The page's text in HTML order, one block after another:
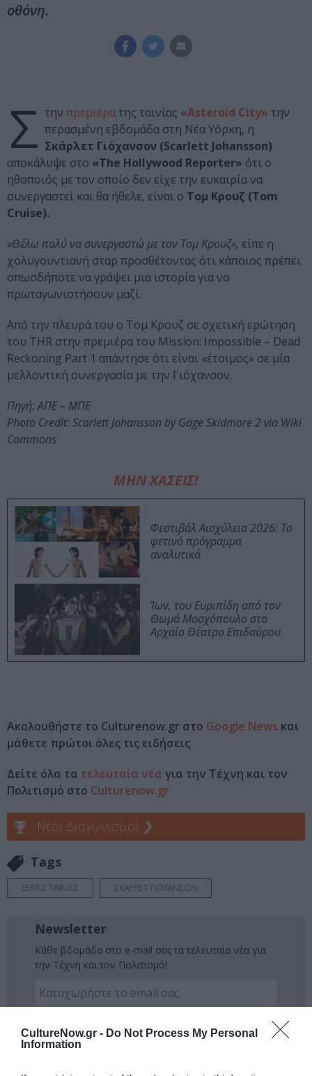
CultureNow.gr - Do Not Process My Personal
Information
οθόνη.
Σ την πρεμιέρα της ταινίας «Asteroid City» την
περασμένη εβδομάδα στη Νέα Υόρκη, η
Σκάρλετ Γιόχανσον (Scarlett Johansson)
αποκάλυψε στο «The Hollywood Reporter» ότι ο
ηθοποιός με τον οποίο δεν είχε την ευκαιρία να
συνεργαστεί και θα ήθελε, είναι ο Τομ Κρουζ (Tom
Cruise).
«Θέλω πολύ να συνεργαστώ με τον Τομ Κρουζ», είπε η
χολυγουντιανή σταρ προσθέτοντας ότι κάποιος πρέπει
οπωσδήποτε να γράψει μια ιστορία για να
πρωταγωνιστήσουν μαζί.
Από την πλευρά του ο Τομ Κρουζ σε σχετική ερώτηση
του THR στην πρεμιέρα του Mission: Impossible – Dead
Reckoning Part 1 απάντησε ότι είναι «έτοιμος» σε μία
μελλοντική συνεργασία με την Γιόχανσον.
Πηγή: ΑΠΕ – ΜΠΕ
Photo Credit: Scarlett Johansson by Gage Skidmore 2 via Wiki
Commons
ΜΗΝ ΧΑΣΕΙΣ!
Φεστιβάλ Αισχύλεια 2026: Το
φετινό πρόγραμμα
αναλυτικά
Ίων, του Ευριπίδη από τον
Θωμά Μοσχόπουλο στο
Αρχαίο Θέατρο Επιδαύρου
Ακολουθήστε το Culturenow.gr στο Google News και
μάθετε πρώτοι όλες τις ειδήσεις
Δείτε όλα τα τελευταία νέα για την Τέχνη και τον
Πολιτισμό στο Culturenow.gr
Νέοι Διαγωνισμοί ❯
Tags
ΞΕΝΕΣ ΤΑΙΝΙΕΣ ΣΚΑΡΛΕΤ ΓΙΟΧΑΝΣΟΝ
Newsletter
Κάθε βδομάδα στο e-mail σας τα τελευταία νέα για
την Τέχνη και τον Πολιτισμό!